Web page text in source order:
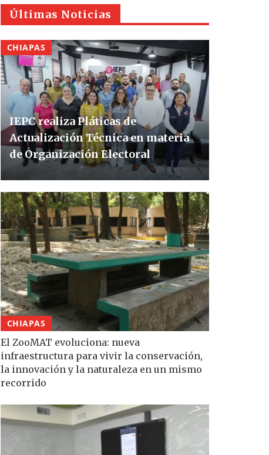
Últimas Noticias
CHIAPAS
IEPC realiza Pláticas de
Actualización Técnica en materia
de Organización Electoral
CHIAPAS
El ZooMAT evoluciona: nueva
infraestructura para vivir la conservación,
la innovación y la naturaleza en un mismo
recorrido